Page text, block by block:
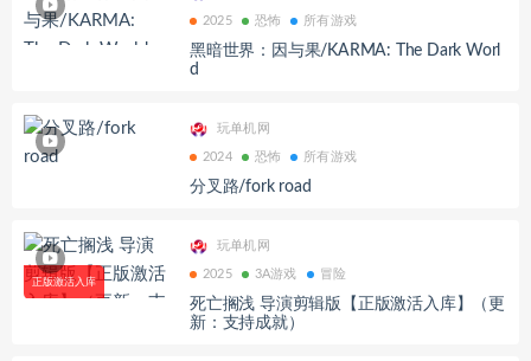
2025 恐怖 所有游戏
黑暗世界：因与果/KARMA: The Dark Worl
d
玩单机网
2024 恐怖 所有游戏
分叉路/fork road
玩单机网
2025 3A游戏 冒险
死亡搁浅 导演剪辑版【正版激活入库】（更
新：支持成就）